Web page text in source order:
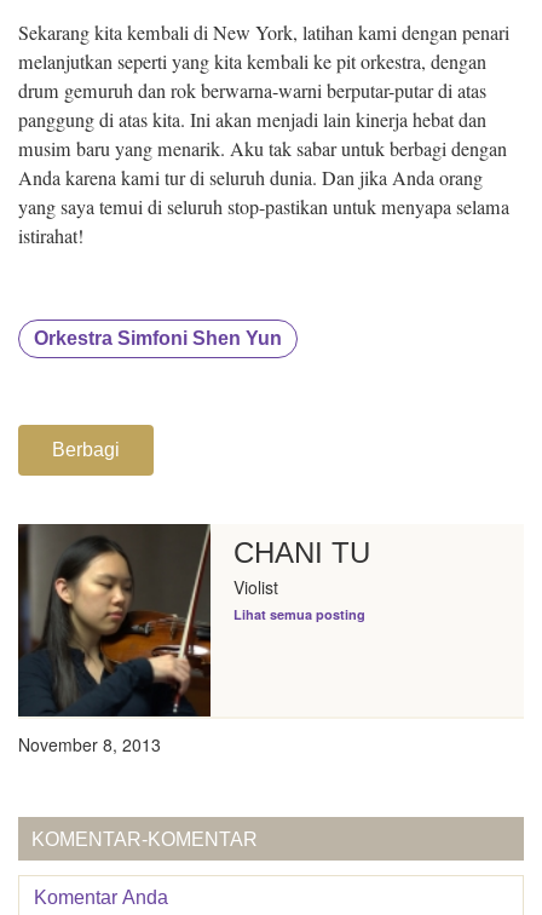
Sekarang kita kembali di New York, latihan kami dengan penari
melanjutkan seperti yang kita kembali ke pit orkestra, dengan
drum gemuruh dan rok berwarna-warni berputar-putar di atas
panggung di atas kita. Ini akan menjadi lain kinerja hebat dan
musim baru yang menarik. Aku tak sabar untuk berbagi dengan
Anda karena kami tur di seluruh dunia. Dan jika Anda orang
yang saya temui di seluruh stop-pastikan untuk menyapa selama
istirahat!
Orkestra Simfoni Shen Yun
Berbagi
CHANI TU
Violist
Lihat semua posting
November 8, 2013
KOMENTAR-KOMENTAR